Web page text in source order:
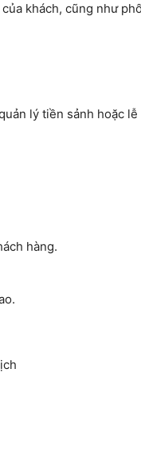
khách, cũng như
lý tiền sảnh hoặc
hàng.